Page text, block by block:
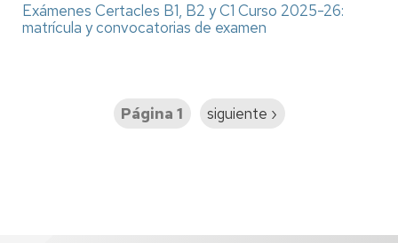
Exámenes Certacles B1, B2 y C1 Curso 2025-26:
matrícula y convocatorias de examen
Página 1
Siguiente
siguiente ›